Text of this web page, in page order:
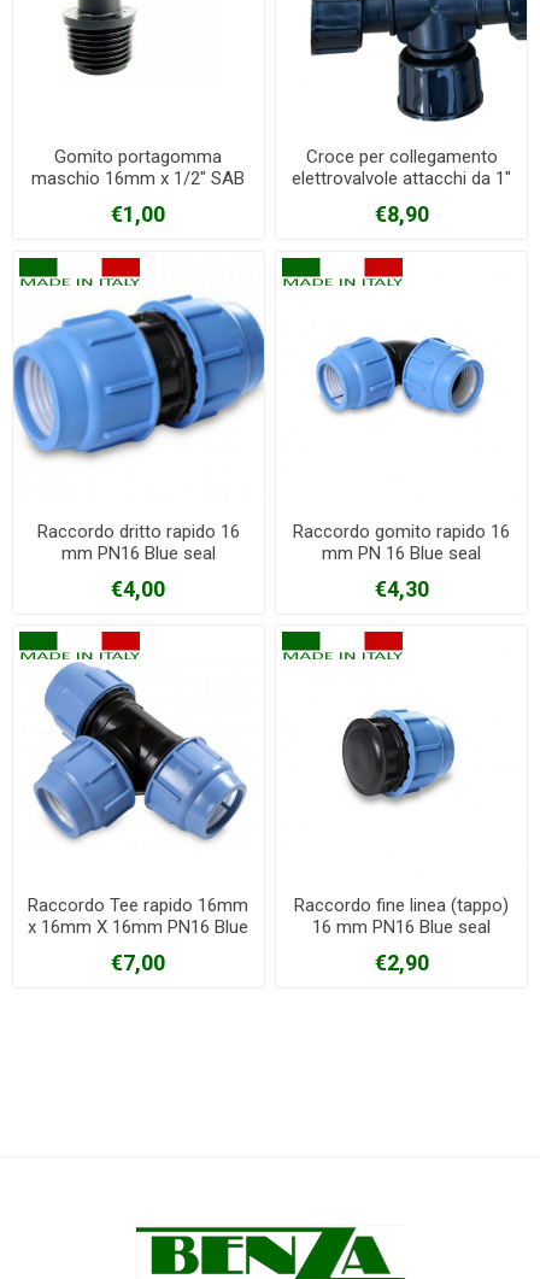
Gomito portagomma
maschio 16mm x 1/2" SAB
€1,00
Croce per collegamento
elettrovalvole attacchi da 1"
€8,90
Raccordo dritto rapido 16
mm PN16 Blue seal
€4,00
Raccordo gomito rapido 16
mm PN 16 Blue seal
€4,30
Raccordo Tee rapido 16mm
x 16mm X 16mm PN16 Blue
€7,00
Raccordo fine linea (tappo)
16 mm PN16 Blue seal
€2,90